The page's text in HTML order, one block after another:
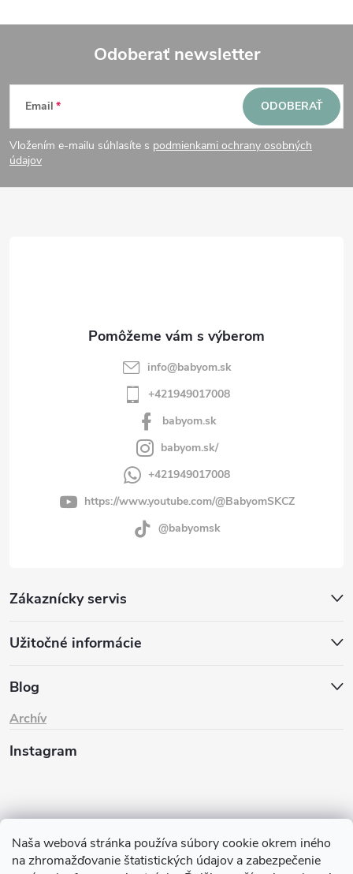
Naša webová stránka používa súbory cookie okrem iného
na zhromažďovanie štatistických údajov a zabezpečenie
Z
á
p
Odoberať newsletter
Email
Vložením e-mailu súhlasíte s podmienkami ochrany osobných
údajov
ODOBERAŤ
Zákaznícky servis
Užitočné informácie
Blog
Archív
info@babyom.sk
+421949017008
babyom.sk
babyom.sk/
+421949017008
https://www.youtube.com/@BabyomSKCZ
@babyomsk
Instagram